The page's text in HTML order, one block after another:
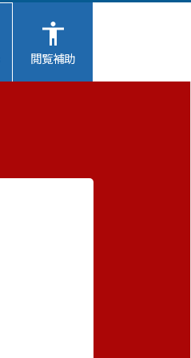
閲覧補助